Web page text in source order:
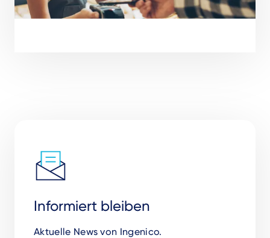
Informiert bleiben
Aktuelle News von Ingenico.